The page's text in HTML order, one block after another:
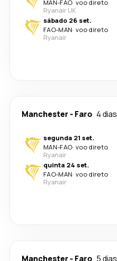
MAN-FAO· voo direto
Ryanair UK
sábado 26 set.
FAO-MAN· voo direto
Ryanair
Manchester - Faro 4 dias
segunda 21 set.
MAN-FAO· voo direto
Ryanair
quinta 24 set.
FAO-MAN· voo direto
Ryanair
Manchester - Faro 5 dias